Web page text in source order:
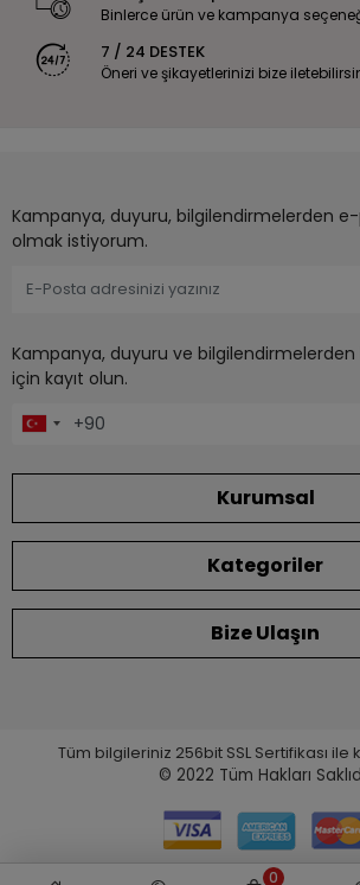
Binlerce ürün ve kampanya
7 / 24 DESTEK
Öneri ve şikayetlerinizi bize
Kampanya, duyuru, bilgilendirmelerden
olmak istiyorum.
Kampanya, duyuru ve
için kayıt olun.
Kurumsal
Kategoriler
Bize Ulaşın
Tüm bilgileriniz 256bit SSL Sertifikası ile
© 2022 Tüm Hakları
0